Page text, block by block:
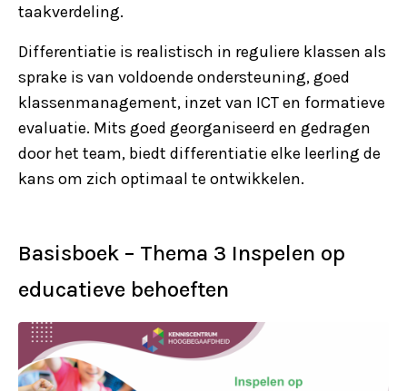
taakverdeling.
Differentiatie is realistisch in reguliere klassen als
sprake is van voldoende ondersteuning, goed
klassenmanagement, inzet van ICT en formatieve
evaluatie. Mits goed georganiseerd en gedragen
door het team, biedt differentiatie elke leerling de
kans om zich optimaal te ontwikkelen.
Basisboek – Thema 3 Inspelen op
educatieve behoeften